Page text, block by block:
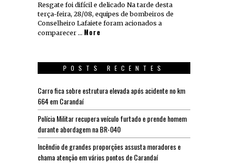
Resgate foi difícil e delicado Na tarde desta
terça-feira, 28/08, equipes de bombeiros de
Conselheiro Lafaiete foram acionados a
comparecer … More
POSTS RECENTES
Carro fica sobre estrutura elevada após acidente no km
664 em Carandaí
Polícia Militar recupera veículo furtado e prende homem
durante abordagem na BR-040
Incêndio de grandes proporções assusta moradores e
chama atenção em vários pontos de Carandaí